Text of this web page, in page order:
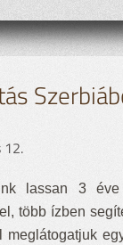
12.
lassan 3
több ízben
meglátogatjuk